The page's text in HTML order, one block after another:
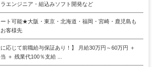
エンジニア・組込みソフト開発など
ト可能★大阪・東京・北海道・福岡・宮崎・鹿児島も
客様先
に応じて前職給与保証あり！】 月給30万円～60万円 ＋
＋ 残業代100％支給 ...